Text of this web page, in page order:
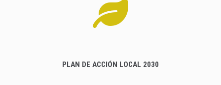
PLAN DE ACCIÓN LOCAL 2030